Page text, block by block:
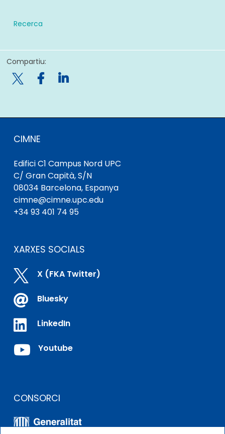
Recerca
Compartiu:

CIMNE
Edifici C1 Campus Nord UPC
C/ Gran Capità, S/N
08034 Barcelona, ​​Espanya
cimne@cimne.upc.edu
+34 93 401 74 95
XARXES SOCIALS
 X (FKA Twitter)
 Bluesky
 LinkedIn
 Youtube
CONSORCI